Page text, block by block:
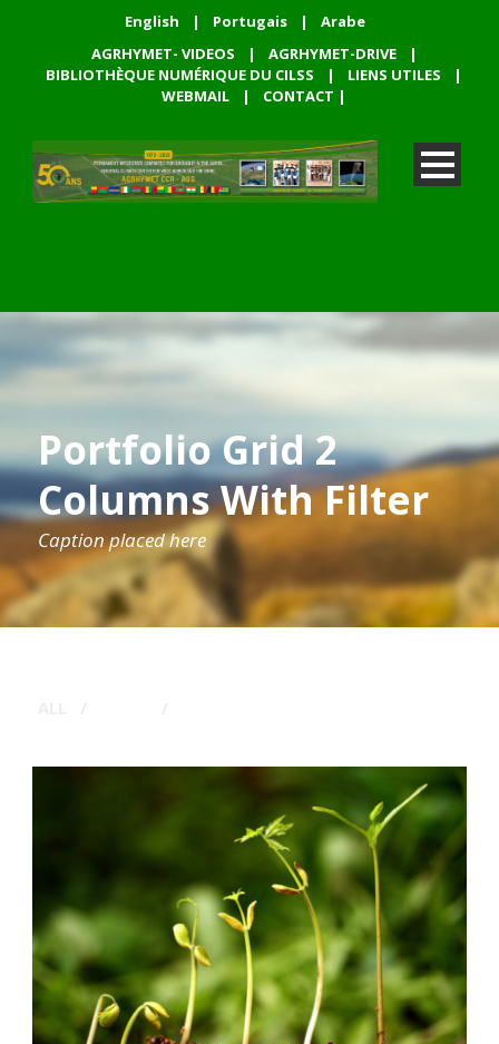
English | Portugais |
Arabe
AGRHYMET- VIDEOS
| AGRHYMET-DRIVE
|
BIBLIOTHÈQUE NUMÉRIQUE DU CILSS
| LIENS UTILES
|
WEBMAIL
| CONTACT |
Portfolio Grid 2
Columns With Filter
Caption placed here